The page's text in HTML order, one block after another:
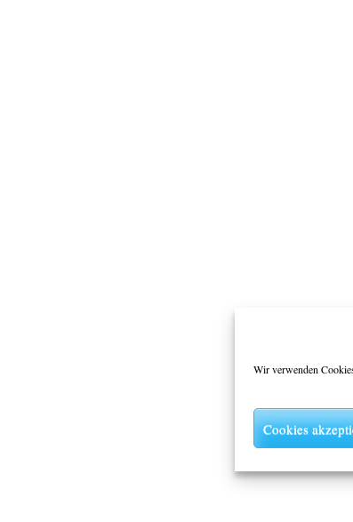
Wir verwenden
Cookies